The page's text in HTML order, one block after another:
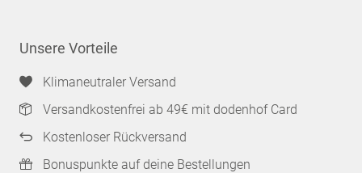
Unsere Vorteile
Klimaneutraler Versand
Versandkostenfrei ab 49€ mit dodenhof Card
Kostenloser Rückversand
Bonuspunkte auf deine Bestellungen